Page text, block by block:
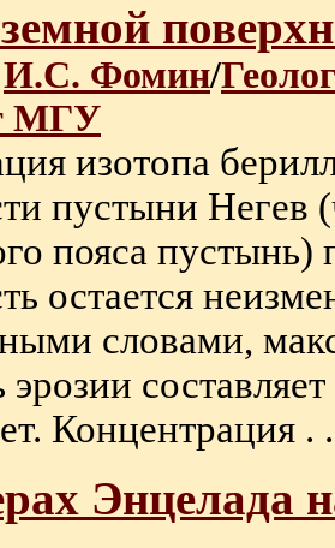
И.С. Фомин/
МГУ
изотопа
пустыни Негев
пояса пустынь)
остается
словами,
эрозии
Концентрация .
Энцелада